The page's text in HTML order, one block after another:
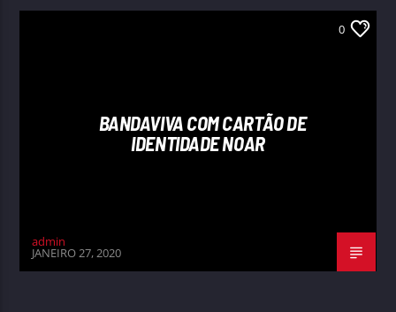
0
BANDAVIVA COM CARTÃO DE
IDENTIDADE NOAR
admin
JANEIRO 27, 2020